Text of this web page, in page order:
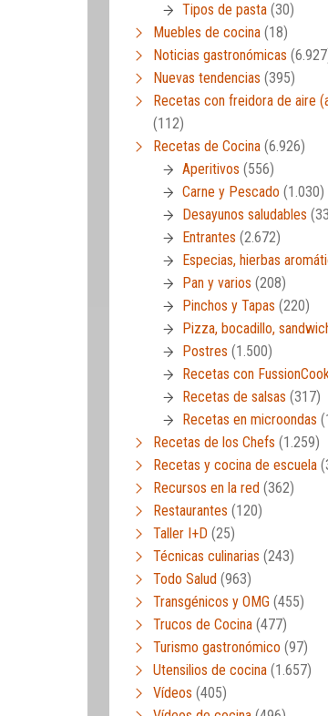
Tipos de pasta (30)
Muebles de cocina (18)
Noticias gastronómicas
Nuevas tendencias (395)
Recetas con freidora de aire
(112)
Recetas de Cocina (6.926)
Aperitivos (556)
Carne y Pescado (1.030)
Desayunos saludables
Entrantes (2.672)
Especias, hierbas
Pan y varios (208)
Pinchos y Tapas (220)
Pizza, bocadillo,
Postres (1.500)
Recetas con
Recetas de salsas (317)
Recetas en microondas
Recetas de los Chefs (1.259)
Recetas y cocina de escuela
Recursos en la red (362)
Restaurantes (120)
Taller I+D (25)
Técnicas culinarias (243)
Todo Salud (963)
Transgénicos y OMG (455)
Trucos de Cocina (477)
Turismo gastronómico (97)
Utensilios de cocina (1.657)
Vídeos (405)